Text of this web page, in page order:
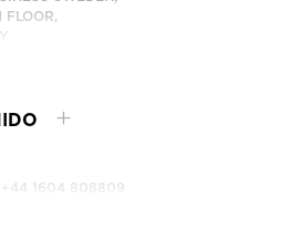
FLOOR,
+44 1604 808809